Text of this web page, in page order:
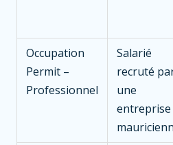
Occupation
Permit –
Professionnel
Salarié
recruté
une
entreprise